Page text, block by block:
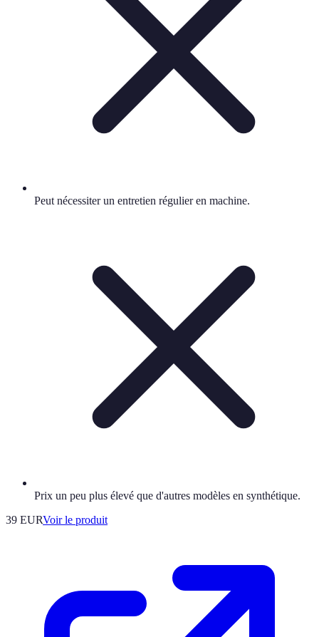
Peut nécessiter un entretien régulier en machine.
Prix un peu plus élevé que d'autres modèles en synthétique.
39 EURVoir le produit